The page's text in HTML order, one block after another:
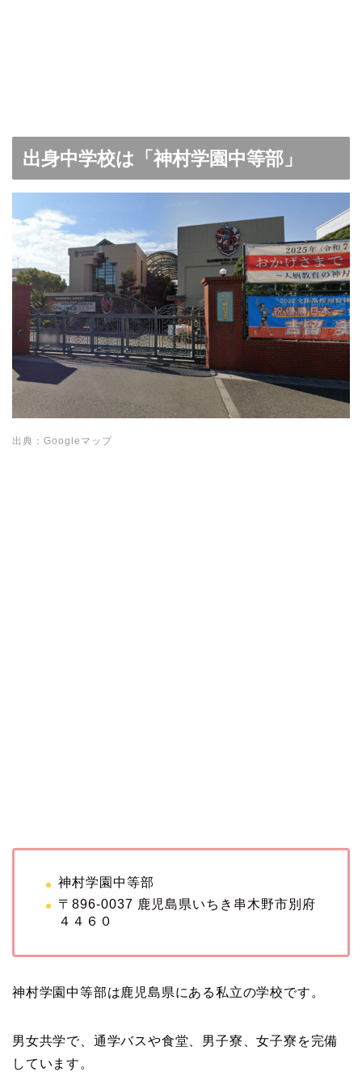
出身中学校は「神村学園中等部」
出典：Googleマップ
神村学園中等部
〒896-0037 鹿児島県いちき串木野市別府
４４６０
神村学園中等部は鹿児島県にある私立の学校です。
男女共学で、通学バスや食堂、男子寮、女子寮を完備
しています。